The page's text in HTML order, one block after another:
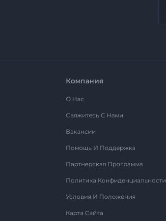
Компания
О Нас
Свяжитесь С Нами
Вакансии
Помощь И Поддержка
Партнерская Программа
Политика Конфиденциальности
Условия И Положения
Карта Сайта